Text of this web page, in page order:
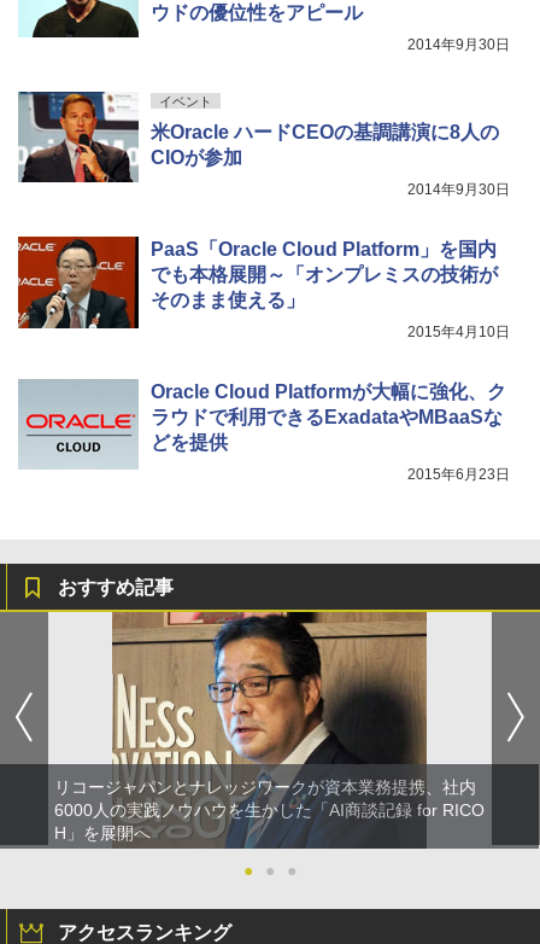
ウドの優位性をアピール
2014年9月30日
イベント
米Oracle ハードCEOの基調講演に8人の
CIOが参加
2014年9月30日
PaaS「Oracle Cloud Platform」を国内
でも本格展開～「オンプレミスの技術が
そのまま使える」
2015年4月10日
Oracle Cloud Platformが大幅に強化、ク
ラウドで利用できるExadataやMBaaSな
どを提供
2015年6月23日
おすすめ記事
リコージャパンとナレッジワークが資本業務提携、社内
6000人の実践ノウハウを生かした「AI商談記録 for RICO
H」を展開へ
●
● ●
アクセスランキング